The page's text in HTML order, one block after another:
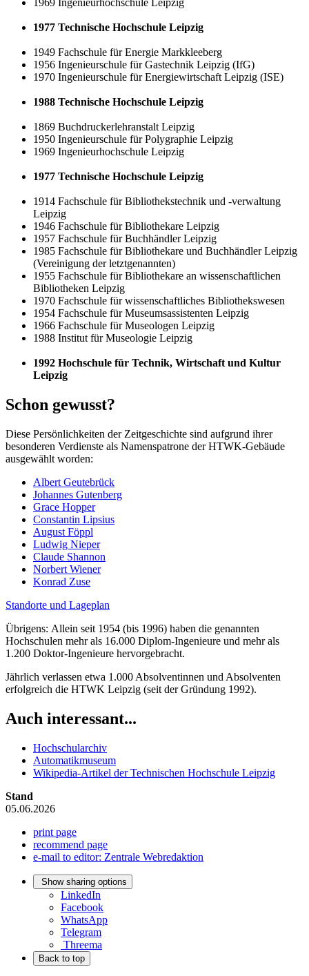
1969 Ingenieurhochschule Leipzig
1977 Technische Hochschule Leipzig
1949 Fachschule für Energie Markkleeberg
1956 Ingenieurschule für Gastechnik Leipzig (IfG)
1970 Ingenieurschule für Energiewirtschaft Leipzig (ISE)
1988 Technische Hochschule Leipzig
1869 Buchdruckerlehranstalt Leipzig
1950 Ingenieurschule für Polygraphie Leipzig
1969 Ingenieurhochschule Leipzig
1977 Technische Hochschule Leipzig
1914 Fachschule für Bibliothekstechnik und -verwaltung
Leipzig
1946 Fachschule für Bibliothekare Leipzig
1957 Fachschule für Buchhändler Leipzig
1985 Fachschule für Bibliothekare und Buchhändler Leipzig
(Vereinigung der letztgenannten)
1955 Fachschule für Bibliothekare an wissenschaftlichen
Bibliotheken Leipzig
1970 Fachschule für wissenschaftliches Bibliothekswesen
1954 Fachschule für Museumsassistenten Leipzig
1966 Fachschule für Museologen Leipzig
1988 Institut für Museologie Leipzig
1992 Hochschule für Technik, Wirtschaft und Kultur
Leipzig
Schon gewusst?
Diese Persönlichkeiten der Zeitgeschichte sind aufgrund ihrer
besonderen Verdienste als Namenspatrone der HTWK-Gebäude
ausgewählt worden:
Albert Geutebrück
Johannes Gutenberg
Grace Hopper
Constantin Lipsius
August Föppl
Ludwig Nieper
Claude Shannon
Norbert Wiener
Konrad Zuse
Standorte und Lageplan
Übrigens: Allein seit 1954 (bis 1996) haben die genannten
Hochschulen mehr als 16.000 Diplom-Ingenieure und mehr als
1.200 Doktor-Ingenieure hervorgebracht.
Jährlich verlassen etwa 1.000 Absolventinnen und Absolventen
erfolgreich die HTWK Leipzig (seit der Gründung 1992).
Auch interessant...
Hochschularchiv
Automatikmuseum
Wikipedia-Artikel der Technischen Hochschule Leipzig
Stand
05.06.2026
print page
recommend page
e-mail to editor: Zentrale Webredaktion
Show sharing options
LinkedIn
Facebook
WhatsApp
Telegram
Threema
Back to top